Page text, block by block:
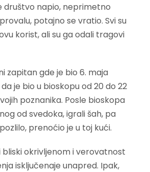
društvo napio, neprimetno
potajno se vratio. Svi su
korist, ali su ga odali tragovi
zapitan gde je bio 6. maja
je bio u bioskopu od 20 do 22
poznanika. Posle bioskopa
od svedoka, igrali šah, pa
prenoćio je u toj kući.
bliski okrivljenom i verovatnost
isključenaje unapred. Ipak,